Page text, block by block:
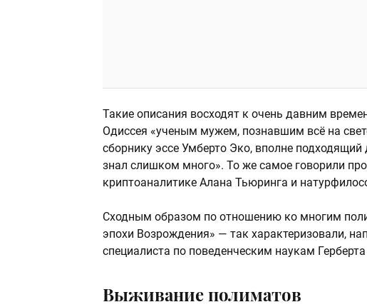
Такие описания восходят к очень давним
Одиссея «ученым мужем, познавшим всё на
сборнику эссе Умберто Эко, вполне
знал слишком много». То же самое говорили
криптоаналитике Алана Тьюринга и
Сходным образом по отношению ко многим
эпохи Возрождения» — так характеризовали,
специалиста по поведенческим наукам
Выживание полиматов